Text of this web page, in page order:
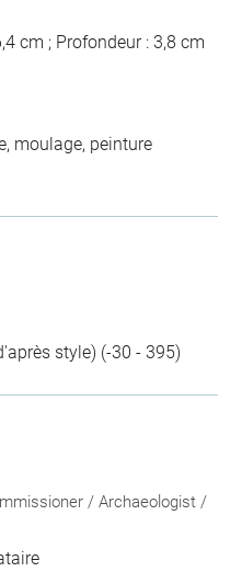
cm ; Profondeur : 3,8 cm
moulage, peinture
style) (-30 - 395)
/ Archaeologist /